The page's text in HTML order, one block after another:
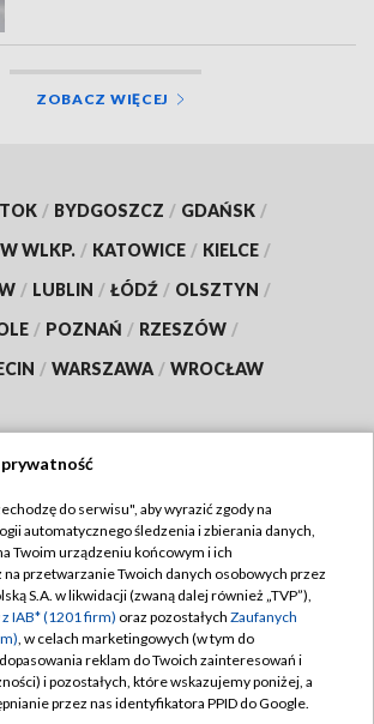
ZOBACZ WIĘCEJ
/ BYDGOSZCZ / GDAŃSK /
WLKP. / KATOWICE / KIELCE /
/ LUBLIN / ŁÓDŹ / OLSZTYN /
/ POZNAŃ / RZESZÓW /
/ WARSZAWA / WROCŁAW
TVP
TVP
Cyfrowa
Regulamin TVP
Polityka prywatności
Moje zgody
Pomoc
do serwisu", aby wyrazić zgody na
automatycznego śledzenia i zbierania danych,
Twoim urządzeniu końcowym i ich
przetwarzanie Twoich danych osobowych przez
S.A. w likwidacji (zwaną dalej również „TVP”),
IAB* (1201 firm) oraz pozostałych Zaufanych
, w celach marketingowych (w tym do
reklam do Twoich zainteresowań i
i pozostałych, które wskazujemy poniżej, a
przez nas identyfikatora PPID do Google.